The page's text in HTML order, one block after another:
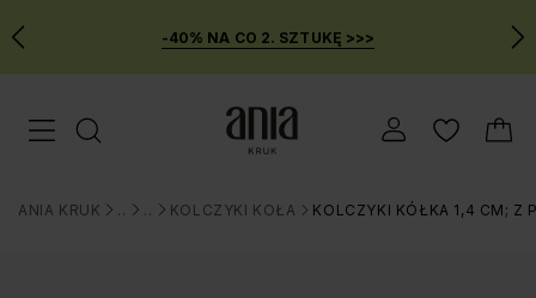
Przejdź
do
MENU
-40% NA CO 2. SZTUKĘ >>>
Menu mobilne
ANIA KRUK
>
BIŻUTERIA
>
KOLCZYKI
>
KOLCZYKI KOŁA
>
KOLCZYKI KÓŁKA 1,4 CM; Z